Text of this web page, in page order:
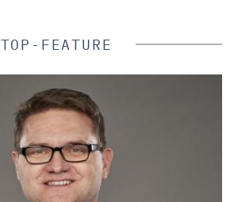
TOP-FEATURE